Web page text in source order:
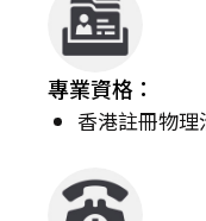
專業資格：
香港註冊物理